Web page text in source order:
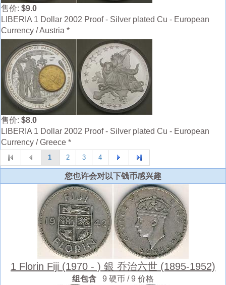
售价: $9.0
LIBERIA 1 Dollar 2002 Proof - Silver plated Cu - European
Currency / Austria *
售价: $8.0
LIBERIA 1 Dollar 2002 Proof - Silver plated Cu - European
Currency / Greece *
1 2 3 4
您也许会对以下钱币感兴趣
1 Florin Fiji (1970 - ) 銀 乔治六世 (1895-1952)
组包含 9 硬币 / 9 价格